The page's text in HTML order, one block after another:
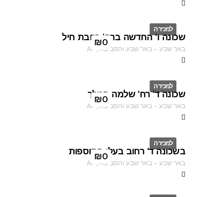
למכירה
ID
₪0
שכונה ו' החדשה ברח' רחבת חיל
באר שבע–באר שבע והסביבה ,
AF
למכירה
ID
₪0
שכונה ד' רח' שלמה המלך
באר שבע–באר שבע והסביבה ,
AF
למכירה
ID
₪0
בשכונה ד' רחוב בעלי התוספות
באר שבע–באר שבע והסביבה ,
AF